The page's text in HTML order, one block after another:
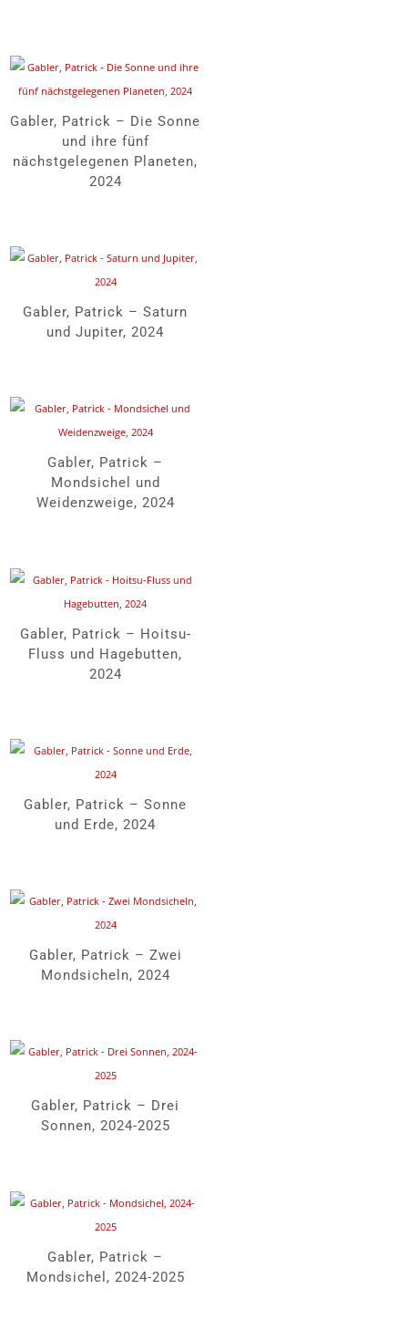
Gabler, Patrick – Die Sonne
und ihre fünf
nächstgelegenen Planeten,
2024
Gabler, Patrick – Saturn
und Jupiter, 2024
Gabler, Patrick –
Mondsichel und
Weidenzweige, 2024
Gabler, Patrick – Hoitsu-
Fluss und Hagebutten,
2024
Gabler, Patrick – Sonne
und Erde, 2024
Gabler, Patrick – Zwei
Mondsicheln, 2024
Gabler, Patrick – Drei
Sonnen, 2024-2025
Gabler, Patrick –
Mondsichel, 2024-2025